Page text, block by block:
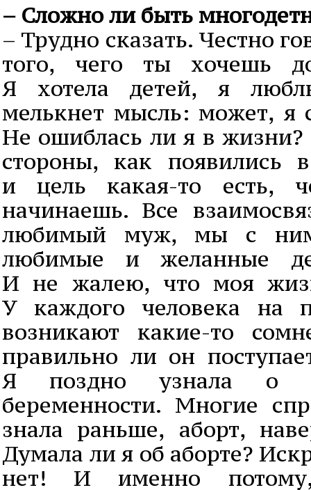
– Сложно ли быть
– Трудно сказать. Честно
того, чего ты хочешь
Я хотела детей, я
мелькнет мысль: может, я
Не ошиблась ли я в жизни?
стороны, как появились
и цель какая-то есть,
начинаешь. Все
любимый муж, мы с ним
любимые и желанные
И не жалею, что моя
У каждого человека на
возникают какие-то
правильно ли он
Я поздно узнала о
беременности. Многие
знала раньше, аборт,
Думала ли я об аборте?
нет! И именно